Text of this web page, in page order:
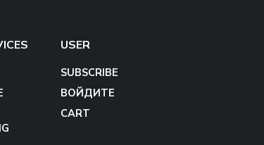
USER
SUBSCRIBE
ВОЙДИТЕ
CART